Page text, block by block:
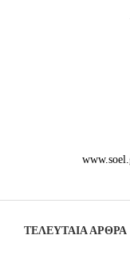
ΤΕΛΕΥΤΑΙΑ ΆΡΘΡΑ